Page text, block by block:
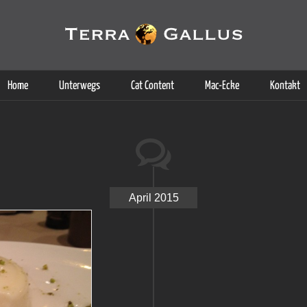
Home Unterwegs Cat Content Mac-Ecke Kontakt
April 2015
Dienste. Durch die Nutzung dieser Webseite erklären Sie sich
Weitere Informationen